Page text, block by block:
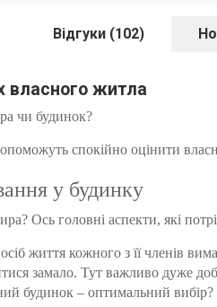
Відгуки (102)
власного житла
чи будинок?
спокійно оцінити
у будинку
Ось головні аспекти, які
життя кожного з її членів
замало. Тут важливо дуже
будинок – оптимальний вибір?